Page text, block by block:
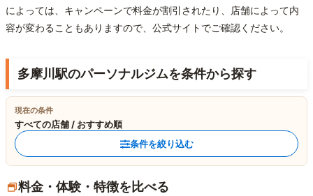
によっては、キャンペーンで料金が割引されたり、店舗によって内
容が変わることもありますので、公式サイトでご確認ください。
多摩川駅のパーソナルジムを条件から探す
現在の条件
すべての店舗 / おすすめ順
条件を絞り込む
料金・体験・特徴を比べる